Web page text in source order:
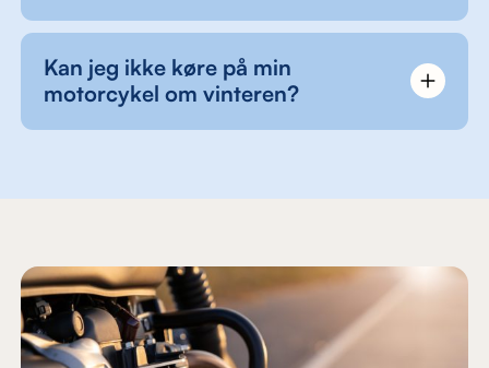
Kan jeg ikke køre på min
motorcykel om vinteren?